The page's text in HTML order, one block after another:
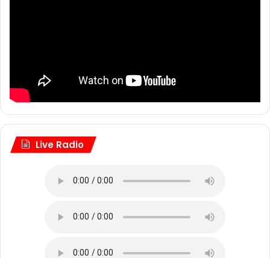
Live Radio